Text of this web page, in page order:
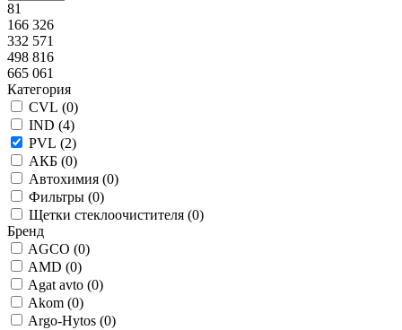
81
166 326
332 571
498 816
665 061
Категория
CVL (0)
IND (4)
PVL (2)
АКБ (0)
Автохимия (0)
Фильтры (0)
Щетки стеклоочистителя (0)
Бренд
AGCO (0)
AMD (0)
Agat avto (0)
Akom (0)
Argo-Hytos (0)